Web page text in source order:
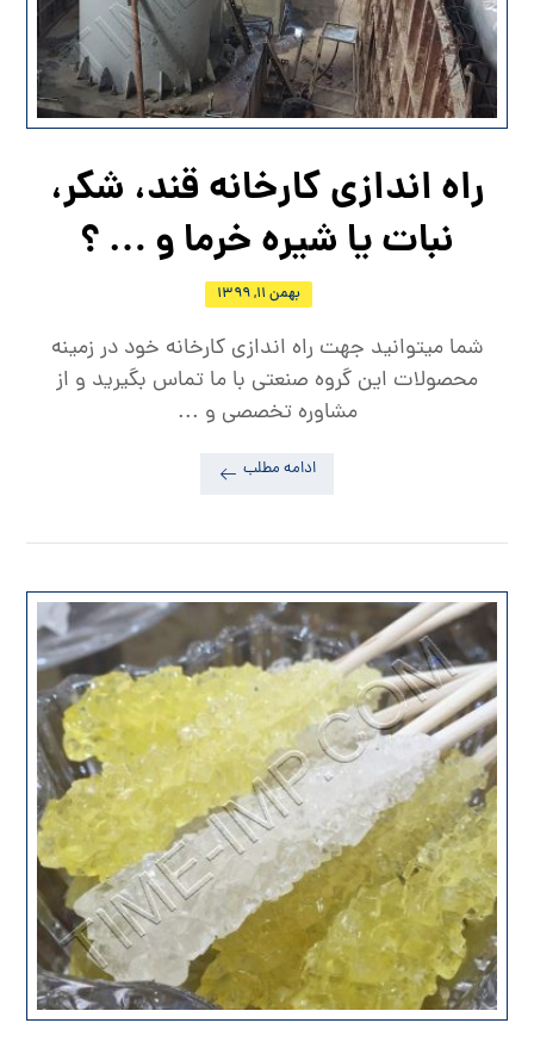
راه اندازی کارخانه قند، شکر،
نبات یا شیره خرما و … ؟
بهمن ۱۱, ۱۳۹۹
شما میتوانید جهت راه اندازی کارخانه خود در زمینه
محصولات این گروه صنعتی با ما تماس بگیرید و از
مشاوره تخصصی و ...
ادامه مطلب